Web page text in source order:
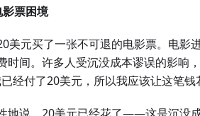
票困境
美元买了一张不可退的电影票。电
时间。许多人受沉没成本谬误的影响
经付了20美元，所以我应该让这笔钱